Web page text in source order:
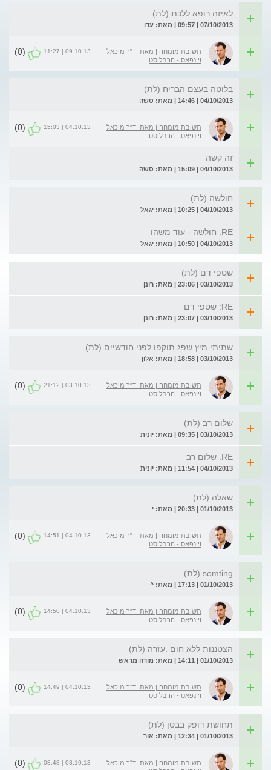
לאיזה רופא ללכת (לת)
07/10/2013 | 09:57 | מאת: עדו
תשובת מומחה | מאת: ד"ר מיכאל
ויינפאס - הרבליסט
09.10.13 | 11:27
(0)
בלוטה בעצם הבריח (לת)
04/10/2013 | 14:46 | מאת: סשה
תשובת מומחה | מאת: ד"ר מיכאל
ויינפאס - הרבליסט
04.10.13 | 15:03
(0)
זה קשה
04/10/2013 | 15:09 | מאת: סשה
חולשה (לת)
04/10/2013 | 10:25 | מאת: יגאל
RE: חולשה - עוד משהו
04/10/2013 | 10:50 | מאת: יגאל
שטפי דם (לת)
03/10/2013 | 23:06 | מאת: רונן
RE: שטפי דם
03/10/2013 | 23:07 | מאת: רונן
שתיתי מיץ שפג תוקפו לפני חודשיים (לת)
03/10/2013 | 18:58 | מאת: אלון
תשובת מומחה | מאת: ד"ר מיכאל
ויינפאס - הרבליסט
03.10.13 | 21:12
(0)
שלום רב (לת)
03/10/2013 | 09:35 | מאת: יונית
RE: שלום רב
04/10/2013 | 11:54 | מאת: יונית
שאלה (לת)
01/10/2013 | 20:33 | מאת: י
תשובת מומחה | מאת: ד"ר מיכאל
ויינפאס - הרבליסט
04.10.13 | 14:51
(0)
somting (לת)
01/10/2013 | 17:13 | מאת: ^
תשובת מומחה | מאת: ד"ר מיכאל
ויינפאס - הרבליסט
04.10.13 | 14:50
(0)
הצטננות ללא חום .עזרה (לת)
01/10/2013 | 14:11 | מאת: מודה מראש
תשובת מומחה | מאת: ד"ר מיכאל
ויינפאס - הרבליסט
04.10.13 | 14:49
(0)
תחושת דופק בבטן (לת)
01/10/2013 | 12:34 | מאת: אור
תשובת מומחה | מאת: ד"ר מיכאל
03.10.13 | 08:48
(0)